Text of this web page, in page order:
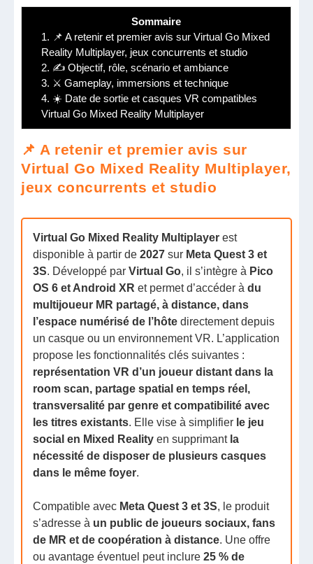
Sommaire
1. 📌 A retenir et premier avis sur Virtual Go Mixed
Reality Multiplayer, jeux concurrents et studio
2. ✍️ Objectif, rôle, scénario et ambiance
3. ⚔️ Gameplay, immersions et technique
4. ☀️ Date de sortie et casques VR compatibles
Virtual Go Mixed Reality Multiplayer
📌 A retenir et premier avis sur
Virtual Go Mixed Reality Multiplayer,
jeux concurrents et studio
Virtual Go Mixed Reality Multiplayer est
disponible à partir de2027 sur Meta Quest 3 et
3S. Développé parVirtual Go, il s’intègre à Pico
OS 6 et Android XR et permet d’accéder àdu
multijoueur MR partagé, à distance, dans
l’espace numérisé de l’hôte directement depuis
un casque ou un environnement VR. L’application
propose les fonctionnalités clés suivantes :
représentation VR d’un joueur distant dans la
room scan, partage spatial en temps réel,
transversalité par genre et compatibilité avec
les titres existants. Elle vise à simplifier le jeu
social en Mixed Reality en supprimant la
nécessité de disposer de plusieurs casques
dans le même foyer.
Compatible avec Meta Quest 3 et 3S, le produit
s’adresse à un public de joueurs sociaux, fans
de MR et de coopération à distance. Une offre
ou avantage éventuel peut inclure25 % de